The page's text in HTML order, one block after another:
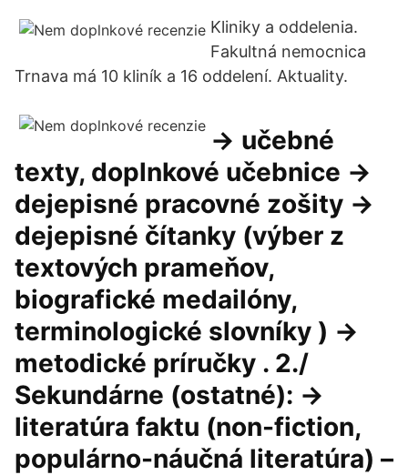
Kliniky a oddelenia.
Fakultná nemocnica
Trnava má 10 kliník a 16 oddelení. Aktuality.
→ učebné
texty, doplnkové učebnice →
dejepisné pracovné zošity →
dejepisné čítanky (výber z
textových prameňov,
biografické medailóny,
terminologické slovníky ) →
metodické príručky . 2./
Sekundárne (ostatné): →
literatúra faktu (non-fiction,
populárno-náučná literatúra) –